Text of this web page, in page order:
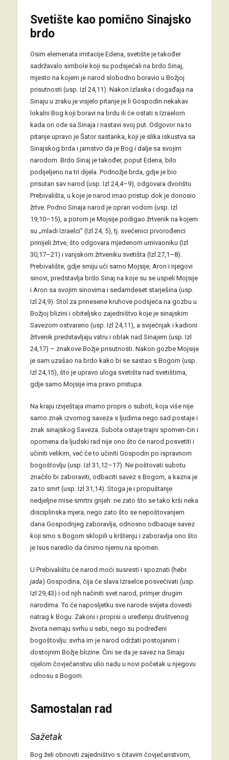
Svetište kao pomično Sinajsko
brdo
Osim elemenata imitacije Edena, svetište je također
sadržavalo simbole koji su podsjećali na brdo Sinaj,
mjesto na kojem je narod slobodno boravio u Božjoj
prisutnosti (usp. Izl 24,11). Nakon Izlaska i događaja na
Sinaju u zraku je visjelo pitanje je li Gospodin nekakav
lokalni Bog koji boravi na brdu ili će ostati s Izraelom
kada on ode sa Sinaja i nastavi svoj put. Odgovor na to
pitanje upravo je Šator sastanka, koji je slika iskustva sa
Sinajskog brda i jamstvo da je Bog i dalje sa svojim
narodom. Brdo Sinaj je također, poput Edena, bilo
podijeljeno na tri dijela. Podnožje brda, gdje je bio
prisutan sav narod (usp. Izl 24,4–9), odgovara dvorištu
Prebivališta, u koje je narod imao pristup dok je donosio
žrtve. Podno Sinaja narod je opran vodom (usp. Izl
19,10–15), a potom je Mojsije podigao žrtvenik na kojem
su „mladi Izraelci” (Izl 24, 5), tj. svećenici prvorođenci
prinijeli žrtve, što odgovara mjedenom umivaoniku (Izl
30,17–21) i vanjskom žrtveniku svetišta (Izl 27,1–8).
Prebivalište, gdje smiju ući samo Mojsije, Aron i njegovi
sinovi, predstavlja brdo Sinaj na koje su se uspeli Mojsije
i Aron sa svojim sinovima i sedamdeset starješina (usp.
Izl 24,9). Stol za prinesene kruhove podsjeća na gozbu u
Božjoj blizini i obiteljsko zajedništvo koje je sinajskim
Savezom ostvareno (usp. Izl 24,11), a svijećnjak i kadioni
žrtvenik predstavljaju vatru i oblak nad Sinajem (usp. Izl
24,17) – znakove Božje prisutnosti. Nakon gozbe Mojsije
je sam uzašao na brdo kako bi se sastao s Bogom (usp.
Izl 24,15), što je upravo uloga svetišta nad svetištima,
gdje samo Mojsije ima pravo pristupa.
Na kraju izvještaja imamo propis o suboti, koja više nije
samo znak izvornog saveza s ljudima nego sad postaje i
znak sinajskog Saveza. Subota ostaje trajni spomen-čin i
opomena da ljudski rad nije ono što će narod posvetiti i
učiniti velikim, već će to učiniti Gospodin po ispravnom
bogoštovlju (usp. Izl 31,12–17). Ne poštovati subotu
značilo bi zaboraviti, odbaciti savez s Bogom, a kazna je
za to smrt (usp. Izl 31,14). Stoga je i propuštanje
nedjeljne mise smrtni grijeh: ne zato što se tako krši neka
disciplinska mjera, nego zato što se nepoštovanjem
dana Gospodnjeg zaboravlja, odnosno odbacuje savez
koji smo s Bogom sklopili u krštenju i zaboravlja ono što
je Isus naredio da činimo njemu na spomen.
U Prebivalištu će narod moći susresti i spoznati (hebr.
jada) Gospodina, čija će slava Izraelce posvećivati (usp.
Izl 29,43) i od njih načiniti svet narod, primjer drugim
narodima. To će naposljetku sve narode svijeta dovesti
natrag k Bogu. Zakoni i propisi o uređenju društvenog
života nemaju svrhu u sebi, nego su podređeni
bogoštovlju: svrha im je narod održati postojanim i
dostojnim Božje blizine. Čini se da je savez na Sinaju
cijelom čovječanstvu ulio nadu u novi početak u njegovu
odnosu s Bogom.
Samostalan rad
Sažetak
Bog želi obnoviti zajedništvo s čitavim čovječanstvom,